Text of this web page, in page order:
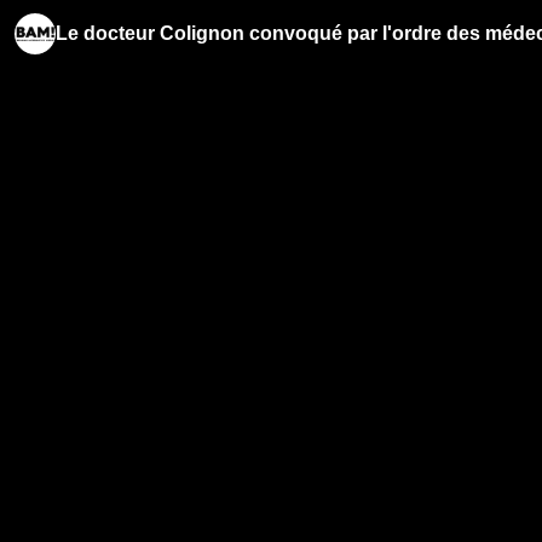
Le docteur Colignon convoqué par l'ordre des